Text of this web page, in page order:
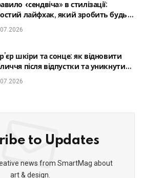
«сендвіча» в стилізації:
лайфхак, який зробить будь-
образ гармонійним
шкіри та сонце: як відновити
після відпустки та уникнути
to Updates
news from SmartMag about
art & design.